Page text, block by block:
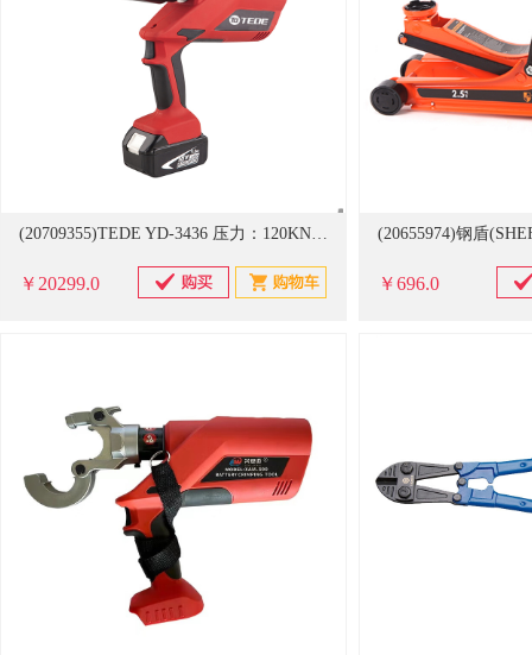
(20709355)TEDE YD-3436 压力：120KN 螺母劈开器 红黑色(单位：台)
￥20299.0 ￥696.0